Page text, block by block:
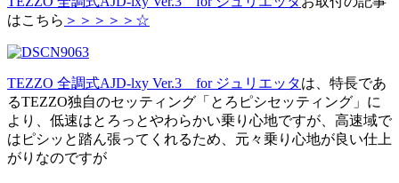
はこちら ＞＞＞＞＞☆
TEZZO 全調式AJD-lxy Ver.3 for ジュリエッタは、特長であ
るTEZZO独自のセッティング「とろピシセッティング」に
より、低速はとろっとやわらかい乗り心地ですが、高速域で
はピシッと踏ん張ってくれるため、元々乗り心地が良い仕上
がりなのですが